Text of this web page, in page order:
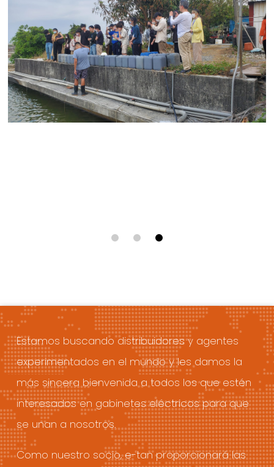
Estamos buscando distribuidores y agentes
experimentados en el mundo y les damos la
más sincera bienvenida a todos los que estén
interesados en gabinetes eléctricos para que
se unan a nosotros.
Como nuestro socio, e-tan proporcionará las